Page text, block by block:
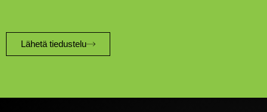
Lähetä tiedustelu